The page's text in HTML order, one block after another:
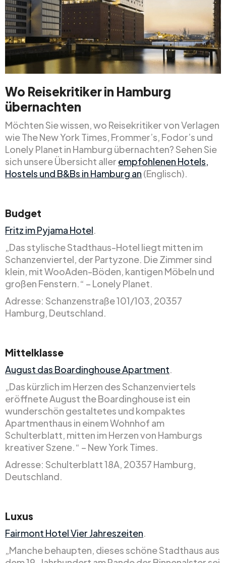
Wo Reisekritiker in Hamburg
übernachten
Möchten Sie wissen, wo Reisekritiker von Verlagen
wie The New York Times, Frommer’s, Fodor’s und
Lonely Planet in Hamburg übernachten? Sehen Sie
sich unsere Übersicht aller empfohlenen Hotels,
Hostels und B&Bs in Hamburg an (Englisch).
Budget
Fritz im Pyjama Hotel.
„Das stylische Stadthaus-Hotel liegt mitten im
Schanzenviertel, der Partyzone. Die Zimmer sind
klein, mit WooAden-Böden, kantigen Möbeln und
großen Fenstern.“ – Lonely Planet.
Adresse: Schanzenstraße 101/103, 20357
Hamburg, Deutschland.
Mittelklasse
August das Boardinghouse Apartment.
„Das kürzlich im Herzen des Schanzenviertels
eröffnete August the Boardinghouse ist ein
wunderschön gestaltetes und kompaktes
Apartmenthaus in einem Wohnhof am
Schulterblatt, mitten im Herzen von Hamburgs
kreativer Szene.“ – New York Times.
Adresse: Schulterblatt 18A, 20357 Hamburg,
Deutschland.
Luxus
Fairmont Hotel Vier Jahreszeiten.
„Manche behaupten, dieses schöne Stadthaus aus